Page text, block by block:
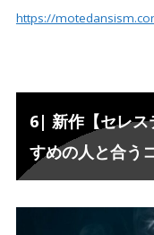
https://
6| 新作【セレス
すめの人と合う